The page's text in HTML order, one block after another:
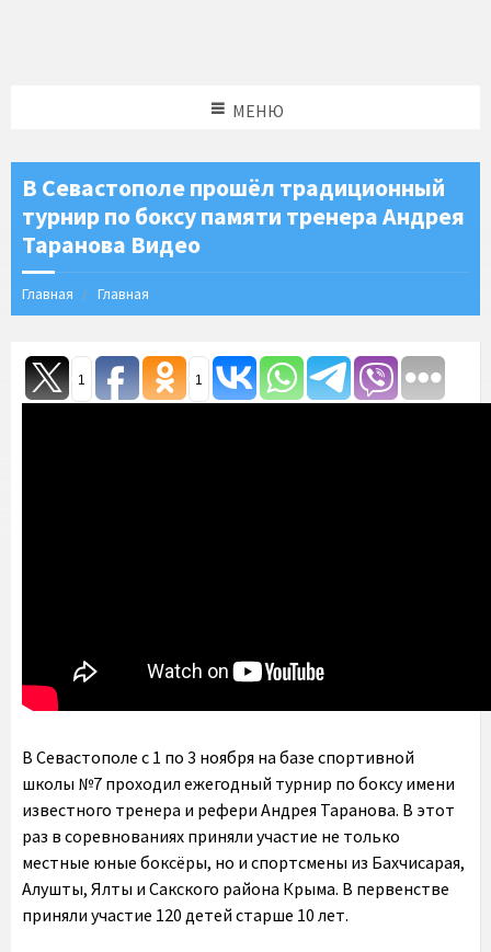
МЕНЮ
В Севастополе прошёл традиционный
турнир по боксу памяти тренера Андрея
Таранова Видео
Главная Главная
1 1
В Севастополе с 1 по 3 ноября на базе спортивной
школы №7 проходил ежегодный турнир по боксу имени
известного тренера и рефери Андрея Таранова. В этот
раз в соревнованиях приняли участие не только
местные юные боксёры, но и спортсмены из Бахчисарая,
Алушты, Ялты и Сакского района Крыма. В первенстве
приняли участие 120 детей старше 10 лет.